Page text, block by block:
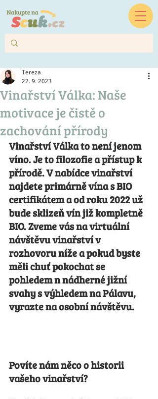
Vinařství Válka: Naše
motivace je čistě o
zachování přírody
Tereza
22. 9. 2023
Vinařství Válka to není jenom
víno. Je to filozofie a přístup k
přírodě. V nabídce vinařství
najdete primárně vína s BIO
certifikátem a od roku 2022 už
bude sklizeň vín již kompletně
BIO. Zveme vás na virtuální
návštěvu vinařství v
rozhovoru níže a pokud byste
měli chuť pokochat se
pohledem n nádherné jižní
svahy s výhledem na Pálavu,
vyrazte na osobní návštěvu.
Povíte nám něco o historii
vašeho vinařství?